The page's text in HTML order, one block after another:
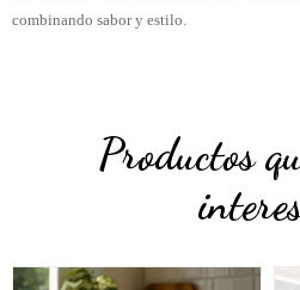
combinando sabor y estilo.
Productos